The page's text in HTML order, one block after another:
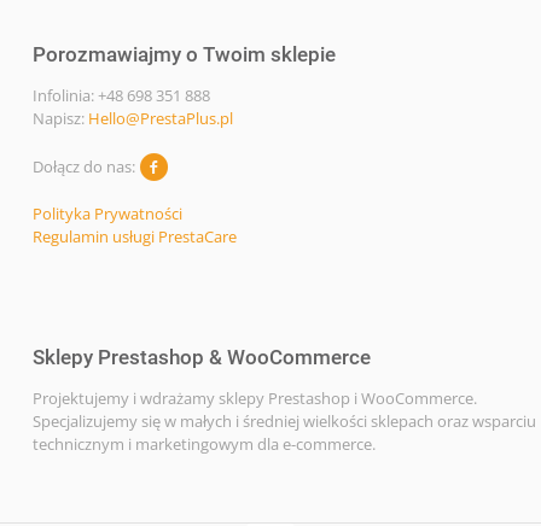
Porozmawiajmy o Twoim sklepie
Infolinia: +48 698 351 888
Napisz: Hello@PrestaPlus.pl
Dołącz do nas:
Polityka Prywatności
Regulamin usługi PrestaCare
Sklepy Prestashop & WooCommerce
Projektujemy i wdrażamy sklepy Prestashop i WooCommerce.
Specjalizujemy się w małych i średniej wielkości sklepach oraz wsparciu
technicznym i marketingowym dla e-commerce.